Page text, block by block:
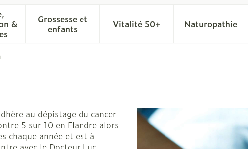
la catégorie Beauté, soins et hygiène
& le sous-menu pour la catégorie Régime, alimentation &
Grossesse et
enfantsAfficher le sous-menu pour la catégorie
Vitalité 50+Afficher le sous-menu pour
Naturopathie
Afficher
au dépistage du cancer
5 sur 10 en Flandre alors
chaque année et est à
avec le Docteur Luc